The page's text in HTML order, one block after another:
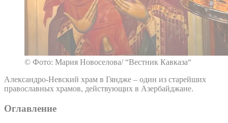
© Фото: Мария Новоселова/ “Вестник Кавказа“
Александро-Невский храм в Гяндже – один из старейших
православных храмов, действующих в Азербайджане.
Оглавление